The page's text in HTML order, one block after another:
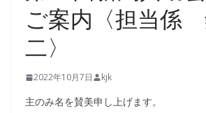
ご案内〈担当係
二〉
2022年10月7日 kjk
主のみ名を賛美申し上げます。